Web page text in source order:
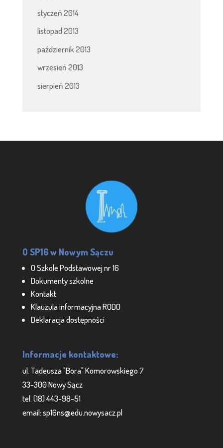
styczeń 2014
listopad 2013
październik 2013
wrzesień 2013
sierpień 2013
O SP16 w Nowym Sączu
O Szkole Podstawowej nr 16
Dokumenty szkolne
Kontakt
Klauzula informacyjna RODO
Deklaracja dostępności
Informacje kontaktowe:
ul. Tadeusza "Bora" Komorowskiego 7
33-300 Nowy Sącz
tel. (18) 443-98-51
email: sp16ns@edu.nowysacz.pl